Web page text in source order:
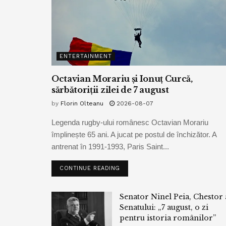
ENTERTAINMENT
Octavian Morariu și Ionuț Curcă,
sărbătoriții zilei de 7 august
by Florin Olteanu 2026-08-07
Legenda rugby-ului românesc Octavian Morariu
împlinește 65 ani. A jucat pe postul de închizător. A
antrenat în 1991-1993, Paris Saint...
CONTINUE READING
Senator Ninel Peia, Chestor
Senatului: „7 august, o zi
pentru istoria românilor”